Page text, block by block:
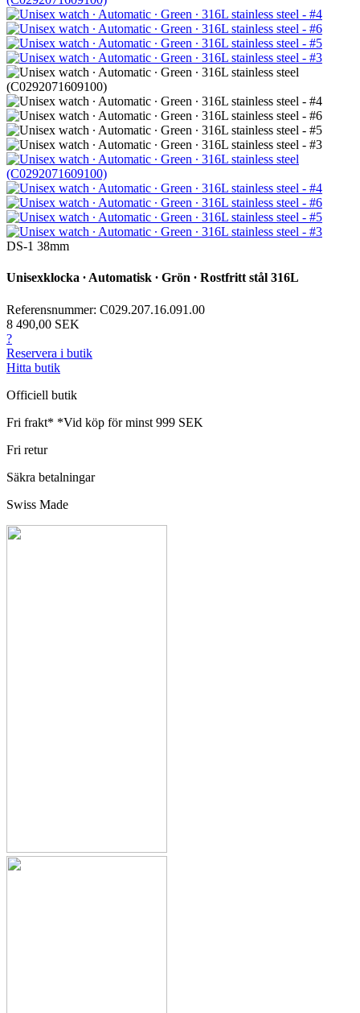
DS-1 38mm
Unisexklocka ∙ Automatisk ∙ Grön ∙ Rostfritt stål 316L
Referensnummer: C029.207.16.091.00
8 490,00 SEK
?
Reservera i butik
Hitta butik
Officiell butik
Fri frakt* *Vid köp för minst 999 SEK
Fri retur
Säkra betalningar
Swiss Made